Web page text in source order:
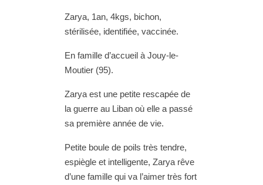
Zarya, 1an, 4kgs, bichon,
stérilisée, identifiée, vaccinée.
En famille d’accueil à Jouy-le-
Moutier (95).
Zarya est une petite rescapée de
la guerre au Liban où elle a passé
sa première année de vie.
Petite boule de poils très tendre,
espiègle et intelligente, Zarya rêve
d’une famille qui va l’aimer très fort